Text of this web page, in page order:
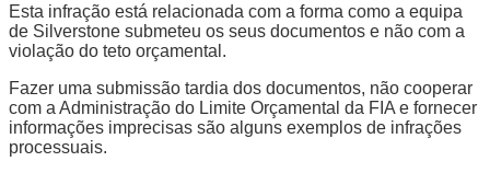
Esta infração está relacionada com a forma como a equipa
de Silverstone submeteu os seus documentos e não com a
violação do teto orçamental.
Fazer uma submissão tardia dos documentos, não cooperar
com a Administração do Limite Orçamental da FIA e fornecer
informações imprecisas são alguns exemplos de infrações
processuais.